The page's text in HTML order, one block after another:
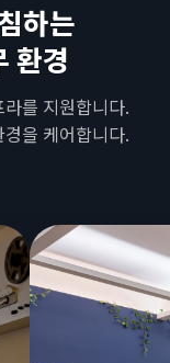
하는
환경
를 지원합니다.
을 케어합니다.